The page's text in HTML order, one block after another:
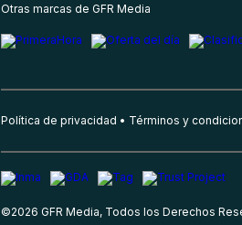
Otras marcas de GFR Media
Política de privacidad Términos y
©2026 GFR Media, Todos los Derechos